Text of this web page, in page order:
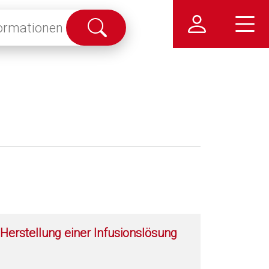
Suche
abschicken
einer Infusionslösung